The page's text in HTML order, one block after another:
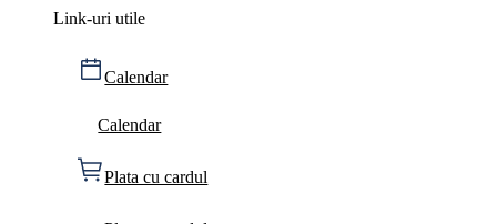
Link-uri utile
Calendar
Calendar
Plata cu cardul